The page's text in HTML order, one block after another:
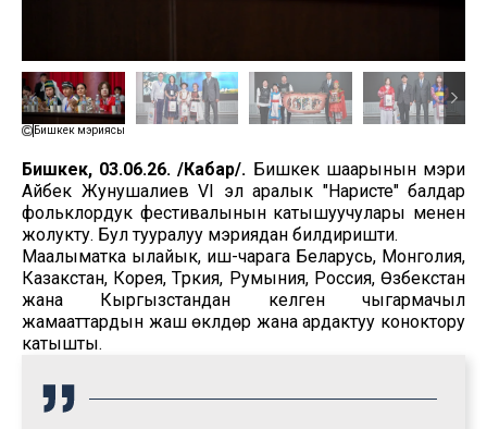
Бишкек мэриясы
Бишкек, 03.06.26. /Кабар/. Бишкек шаарынын мэри
Айбек Жунушалиев VI эл аралык "Наристе" балдар
фольклордук фестивалынын катышуучулары менен
жолукту. Бул тууралуу мэриядан билдиришти.
Маалыматка ылайык, иш-чарага Беларусь, Монголия,
Казакстан, Корея, Түркия, Румыния, Россия, Өзбекстан
жана Кыргызстандан келген чыгармачыл
жамааттардын жаш өкүлдөрү жана ардактуу коноктору
катышты.